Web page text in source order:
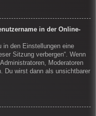
in der Online-
in den Einstellungen eine
Sitzung verbergen“. Wenn
Moderatoren
Du wirst dann als unsichtbarer